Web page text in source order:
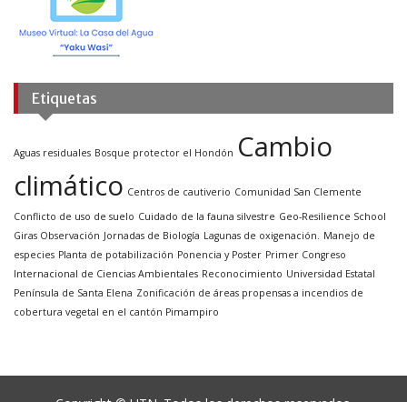
Etiquetas
Aguas residuales Bosque protector el Hondón Cambio
climático Centros de cautiverio Comunidad San Clemente
Conflicto de uso de suelo Cuidado de la fauna silvestre Geo-Resilience School
Giras Observación Jornadas de Biología Lagunas de oxigenación. Manejo de
especies Planta de potabilización Ponencia y Poster Primer Congreso
Internacional de Ciencias Ambientales Reconocimiento Universidad Estatal
Península de Santa Elena Zonificación de áreas propensas a incendios de
cobertura vegetal en el cantón Pimampiro